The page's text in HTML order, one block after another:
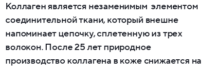
Коллаген является незаменимым элементом
соединительной ткани, который внешне
напоминает цепочку, сплетенную из трех
волокон. После 25 лет природное
производство коллагена в коже снижается на